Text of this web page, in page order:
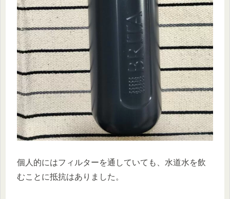
個人的にはフィルターを通していても、水道水を飲
むことに抵抗はありました。